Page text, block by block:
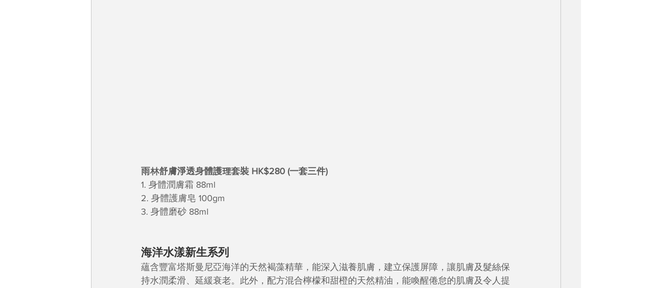
雨林舒膚淨透身體護理套裝 HK$280 (一套三件)
1. 身體潤膚霜 88ml
2. 身體護膚皂 100gm
3. 身體磨砂 88ml
海洋水漾新生系列
蘊含豐富塔斯曼尼亞海洋的天然褐藻精華，能深⼊滋養肌膚，建立保護屏障，讓肌膚及髮絲保
持水潤柔滑、延緩衰老。此外，配方混合檸檬和甜橙的天然精油，能喚醒倦怠的肌膚及令人提